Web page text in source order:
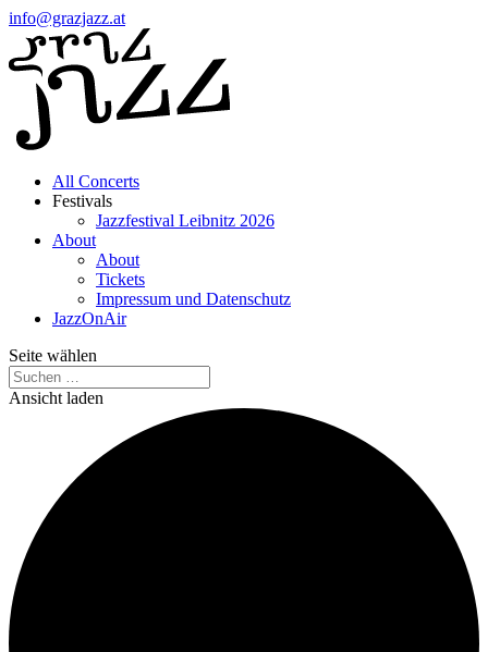
info@grazjazz.at
All Concerts
Festivals
Jazzfestival Leibnitz 2026
About
About
Tickets
Impressum und Datenschutz
JazzOnAir
Seite wählen
Ansicht laden